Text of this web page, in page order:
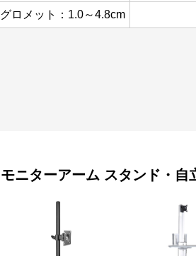
グロメット：1.0～4.8cm
モニターアーム スタンド・自